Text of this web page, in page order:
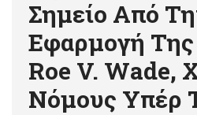
Σημείο Από
Εφαρμογή
Roe V. Wade,
Νόμους Υπέρ